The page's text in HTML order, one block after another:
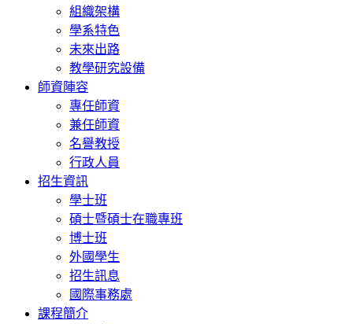
組織架構
學系特色
未來出路
教學研究設備
師資陣容
專任師資
兼任師資
名譽教授
行政人員
招生資訊
學士班
碩士暨碩士在職專班
博士班
外國學生
招生訊息
國際事務處
課程簡介